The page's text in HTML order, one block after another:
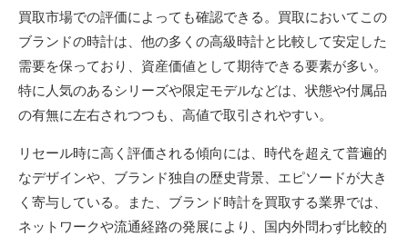
買取市場での評価によっても確認できる。買取においてこの
ブランドの時計は、他の多くの高級時計と比較して安定した
需要を保っており、資産価値として期待できる要素が多い。
特に人気のあるシリーズや限定モデルなどは、状態や付属品
の有無に左右されつつも、高値で取引されやすい。
リセール時に高く評価される傾向には、時代を超えて普遍的
なデザインや、ブランド独自の歴史背景、エピソードが大き
く寄与している。また、ブランド時計を買取する業界では、
ネットワークや流通経路の発展により、国内外問わず比較的